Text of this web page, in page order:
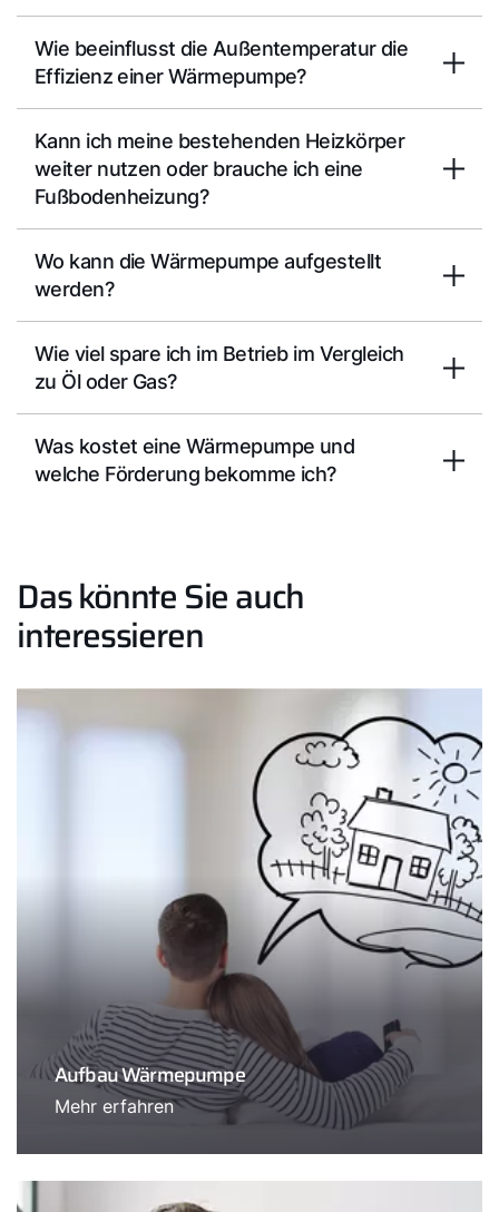
Wie beeinflusst die Außentemperatur die
Effizienz einer Wärmepumpe?
Kann ich meine bestehenden Heizkörper
weiter nutzen oder brauche ich eine
Fußbodenheizung?
Wo kann die Wärmepumpe aufgestellt
werden?
Wie viel spare ich im Betrieb im Vergleich
zu Öl oder Gas?
Was kostet eine Wärmepumpe und
welche Förderung bekomme ich?
Das könnte Sie auch
interessieren
Aufbau Wärmepumpe
Mehr erfahren